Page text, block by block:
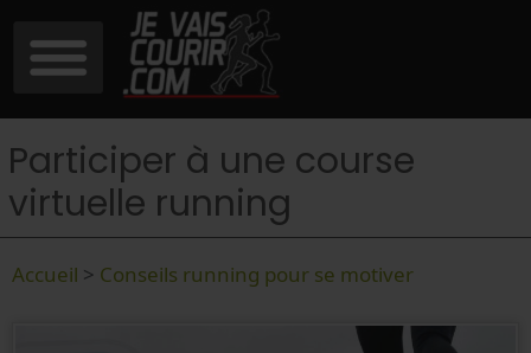
Participer à une course
virtuelle running
Accueil > Conseils running pour se motiver